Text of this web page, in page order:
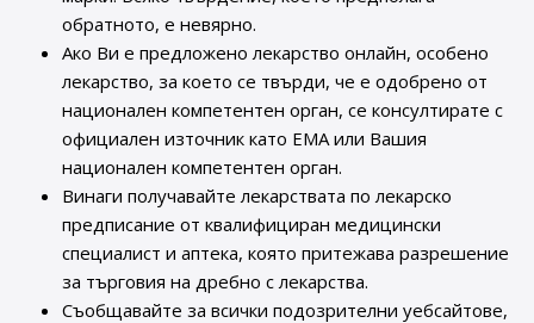
обратното, е невярно.
Ако Ви е предложено лекарство онлайн, особено
лекарство, за което се твърди, че е одобрено от
национален компетентен орган, се консултирате с
официален източник като ЕМА или Вашия
национален компетентен орган.
Винаги получавайте лекарствата по лекарско
предписание от квалифициран медицински
специалист и аптека, която притежава разрешение
за търговия на дребно с лекарства.
Съобщавайте за всички подозрителни уебсайтове,